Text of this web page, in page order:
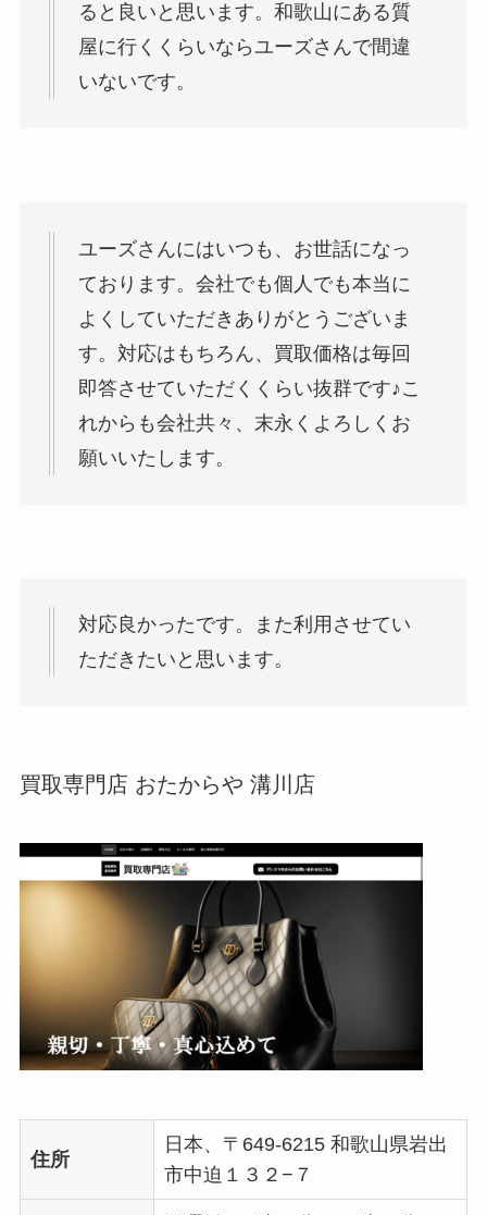
ると良いと思います。和歌山にある質
屋に行くくらいならユーズさんで間違
いないです。
ユーズさんにはいつも、お世話になっ
ております。会社でも個人でも本当に
よくしていただきありがとうございま
す。対応はもちろん、買取価格は毎回
即答させていただくくらい抜群です♪こ
れからも会社共々、末永くよろしくお
願いいたします。
対応良かったです。また利用させてい
ただきたいと思います。
買取専門店 おたからや 溝川店
住所
日本、〒649-6215 和歌山県岩出
市中迫１３２−７